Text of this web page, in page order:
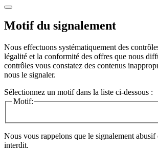
Motif du signalement
Nous effectuons systématiquement des
légalité et la conformité des offres que nous
contrôles vous constatez des contenus
nous le signaler.
Sélectionnez un motif dans la liste ci-dessous :
Motif:
Nous vous rappelons que le signalement abusif
interdit.